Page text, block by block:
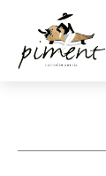
contenu